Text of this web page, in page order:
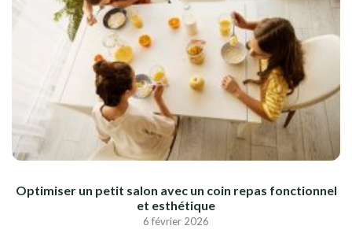
Optimiser un petit salon avec un coin repas fonctionnel
et esthétique
6 février 2026